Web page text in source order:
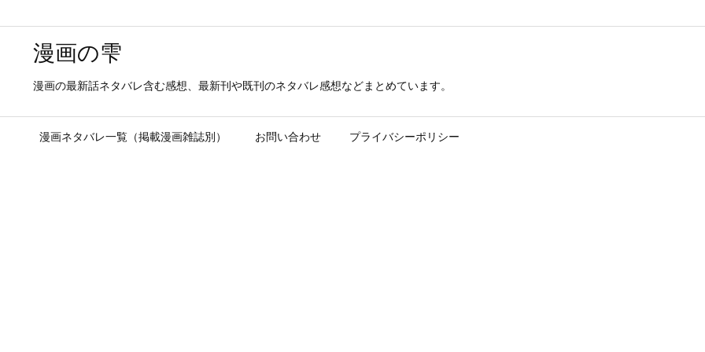
漫画の雫
漫画の最新話ネタバレ含む感想、最新刊や既刊のネタバレ感想などまとめています。
漫画ネタバレ一覧（掲載漫画雑誌別） お問い合わせ プライバシーポリシー